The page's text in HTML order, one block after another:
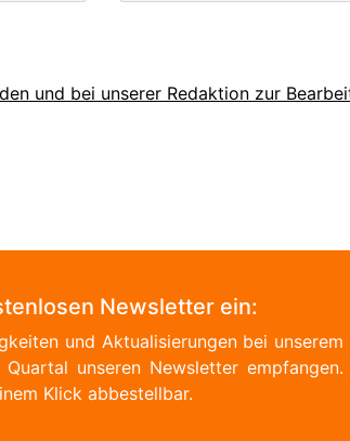
und bei unserer Redaktion zur
Newsletter ein:
und Aktualisierungen bei unserem
unseren Newsletter empfangen.
Klick abbestellbar.